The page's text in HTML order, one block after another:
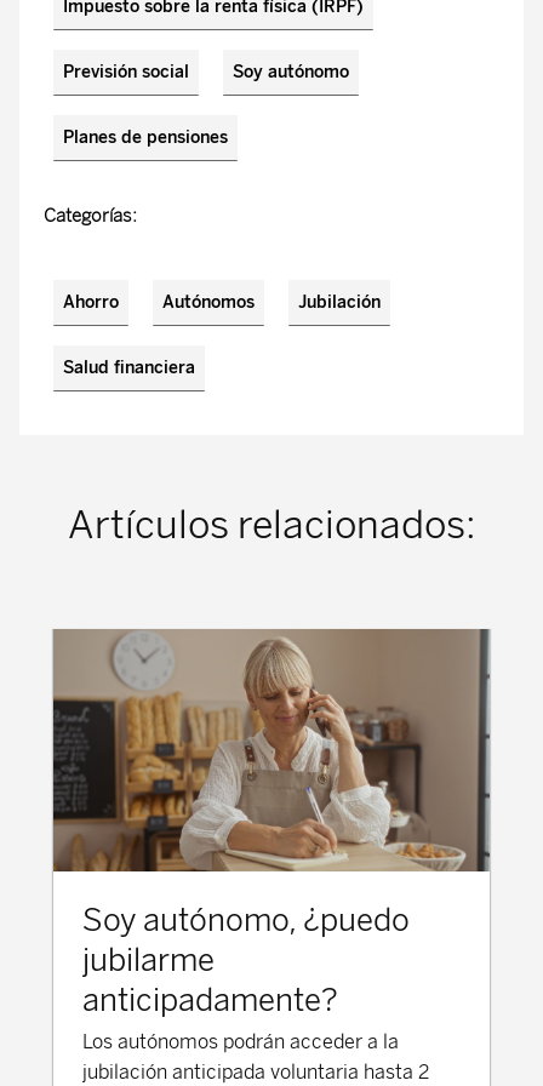
Impuesto sobre la renta física (IRPF)
Previsión social Soy autónomo
Planes de pensiones
Categorías:
Ahorro Autónomos Jubilación
Salud financiera
Artículos relacionados:
Soy autónomo, ¿puedo
jubilarme
anticipadamente?
Los autónomos podrán acceder a la
jubilación anticipada voluntaria hasta 2